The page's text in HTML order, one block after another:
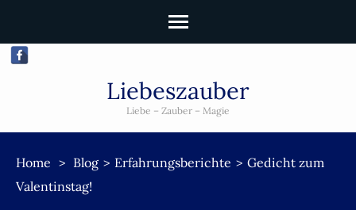
Liebeszauber
Liebe – Zauber – Magie
Home > Blog > Erfahrungsberichte > Gedicht zum
Valentinstag!